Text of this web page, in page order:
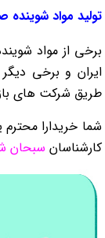
تولید مواد شوینده
برخی از مواد
ایران و برخی
طریق شرکت های
شما خریدارا
کارشناسان سبحان